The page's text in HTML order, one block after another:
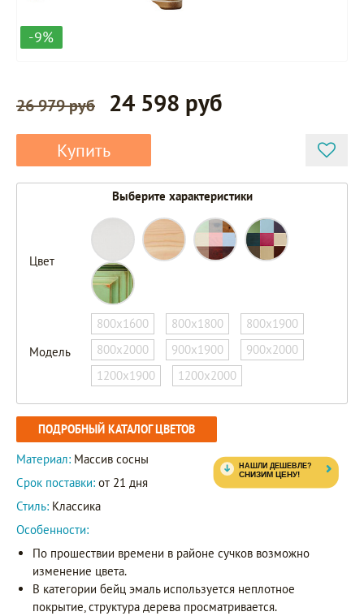
-9%
26 979 руб 24 598 руб
Купить
Выберите характеристики
Цвет
Модель
800х1600 800х1800
800х1900
800х2000
900х1900
900х2000
1200х1900
1200х2000
ПОДРОБНЫЙ КАТАЛОГ ЦВЕТОВ
Материал: Массив сосны
Срок поставки: от 21 дня
Стиль: Классика
Особенности:
По прошествии времени в районе сучков возможно
изменение цвета.
В категории бейц эмаль используется неплотное
покрытие, структура дерева просматривается.